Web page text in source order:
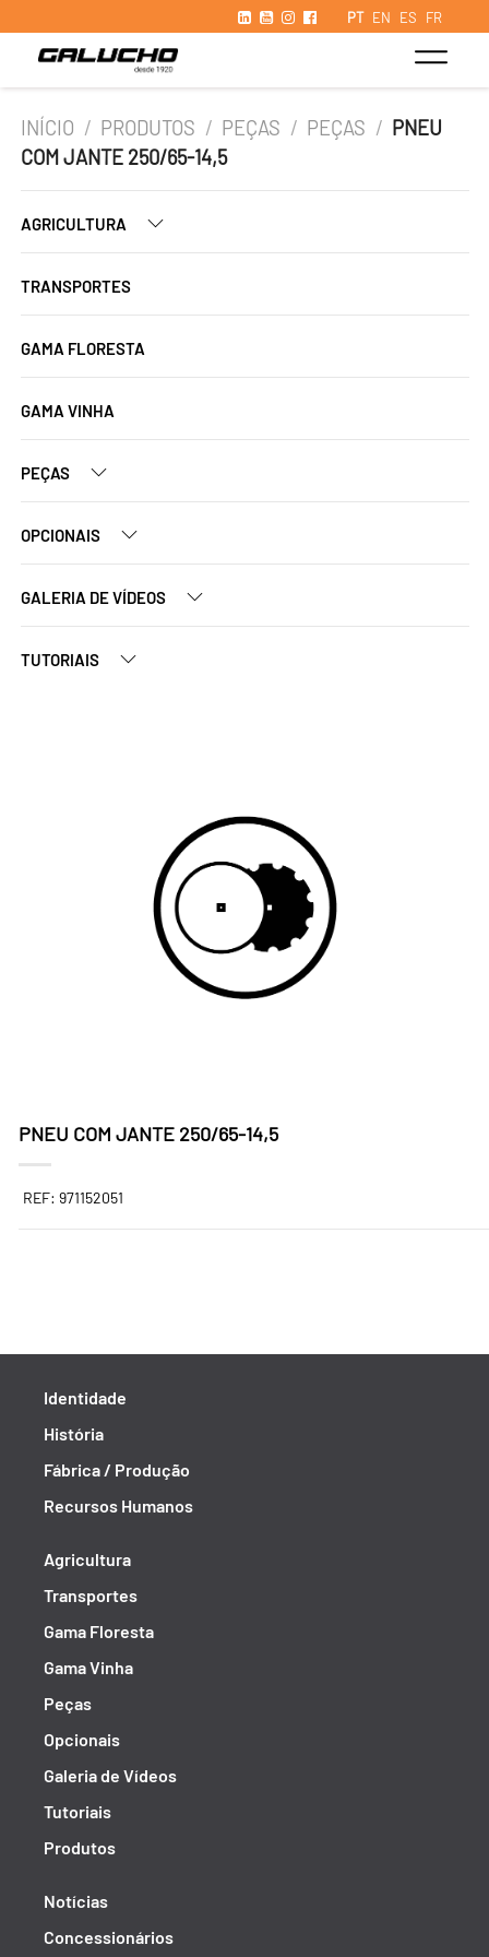
PT EN ES FR
INÍCIO / PRODUTOS / PEÇAS / PEÇAS / PNEU
COM JANTE 250/65-14,5
AGRICULTURA
TRANSPORTES
GAMA FLORESTA
GAMA VINHA
PEÇAS
OPCIONAIS
GALERIA DE VÍDEOS
TUTORIAIS
PNEU COM JANTE 250/65-14,5
REF: 971152051
Identidade
História
Fábrica / Produção
Recursos Humanos
Agricultura
Transportes
Gama Floresta
Gama Vinha
Peças
Opcionais
Galeria de Vídeos
Tutoriais
Produtos
Notícias
Concessionários